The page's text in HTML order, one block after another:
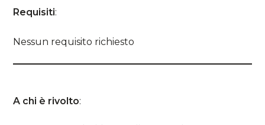
Requisiti:
Nessun requisito richiesto
A chi è rivolto: